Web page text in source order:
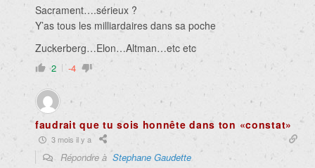
Sacrament….sérieux ?
Y’as tous les milliardaires dans sa poche
Zuckerberg…Elon…Altman…etc etc
2 -4
faudrait que tu sois honnête dans ton «constat»
3 mois il y a
Répondre à Stephane Gaudette